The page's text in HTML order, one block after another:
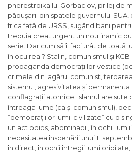
pherestroika lui Gorbaciov, prilej de
pãpușarii din spatele guvernului
frica fațã de URSS, sugând bani
trebuia creat urgent un nou inamic
serie. Dar cum sã îl faci urât de toatã
înlocuirea ? Stalin, comunismul și
propaganda democrațiilor vestice
crimele din lagãrul comunist,
sistemul, agresivitatea și
conflagrații atomice. Islamul are sute
întreaga lume (ca și comunismul),
”democrațiilor lumii civilizate” cu o
un act odios, abominabil, în ochii
necesitatea înscenãrii unui 11
în direct, în ochii întregii lumi